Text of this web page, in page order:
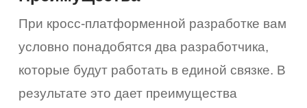
При кросс-платформенной разработке вам
условно понадобятся два разработчика,
которые будут работать в единой связке. В
результате это дает преимущества